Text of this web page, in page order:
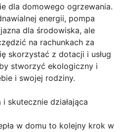
dla domowego ogrzewania.
energii, pompa
dla środowiska, ale
na rachunkach za
skorzystać z dotacji i usług
stworzyć ekologiczny i
i swojej rodziny.
skutecznie działająca
w domu to kolejny krok w